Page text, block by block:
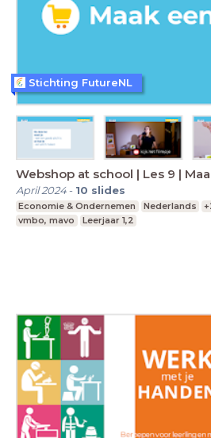
Webshop at school | Les 9 |
April 2024- 10 slides
Economie & Ondernemen Nederlands
vmbo, mavo
Leerjaar 1,2
Stichting FutureNL